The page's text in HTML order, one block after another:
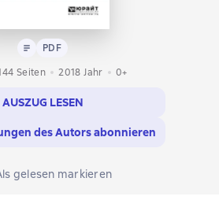
Text PDF
PDF
Seiten
2018 Jahr 0+
AUSZUG LESEN
des Autors abonnieren
gelesen markieren